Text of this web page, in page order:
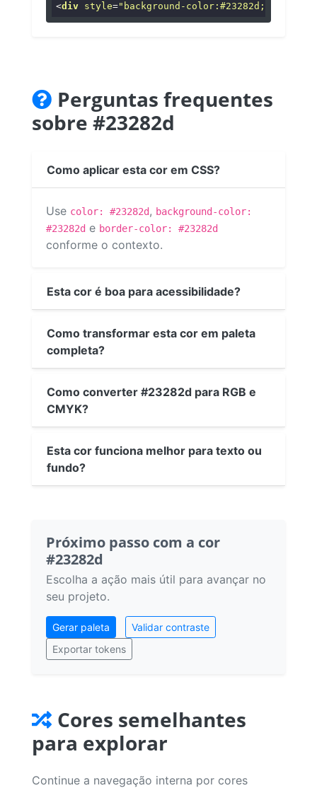
<div style="background-color:#23282d;"
Perguntas frequentes
sobre #23282d
Como aplicar esta cor em CSS?
Use color: #23282d, background-color:
#23282d e border-color: #23282d
conforme o contexto.
Esta cor é boa para acessibilidade?
Como transformar esta cor em paleta
completa?
Como converter #23282d para RGB e
CMYK?
Esta cor funciona melhor para texto ou
fundo?
Próximo passo com a cor
#23282d
Escolha a ação mais útil para avançar no
seu projeto.
Gerar paleta
Validar contraste
Exportar tokens
Cores semelhantes
para explorar
Continue a navegação interna por cores